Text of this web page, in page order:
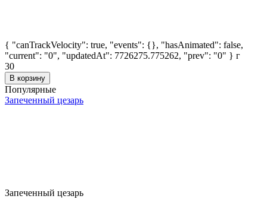
{ "canTrackVelocity": true, "events": {}, "hasAnimated": false,
"current": "0", "updatedAt": 7726275.775262, "prev": "0" } г
30
В корзину
Популярные
Запеченный цезарь
Запеченный цезарь